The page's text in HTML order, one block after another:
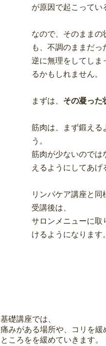
が原因で起こってい
なので、そのままの
も、不調のままだっ
逆に無理をしてしま
るかもしれません。
まずは、 その凝った
筋肉は、まず鍛える
う。
筋肉が少ないのでは
えるようにしてあげ
リンパケア講座と
受講後は、
サロンメニューに取
けるようになります。
基礎講座では、
痛みがある場所や、コリを
ところをを緩めていきます。